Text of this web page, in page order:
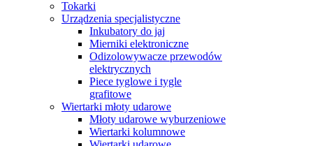
Tokarki
Urządzenia specjalistyczne
Inkubatory do jaj
Mierniki elektroniczne
Odizolowywacze przewodów
elektrycznych
Piece tyglowe i tygle
grafitowe
Wiertarki młoty udarowe
Młoty udarowe wyburzeniowe
Wiertarki kolumnowe